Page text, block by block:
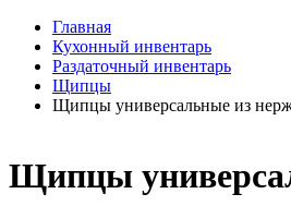
Главная
Кухонный инвентарь
Раздаточный инвентарь
Щипцы
Щипцы универсальные из
Щипцы